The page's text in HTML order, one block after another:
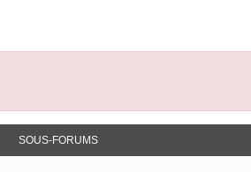
SOUS-FORUMS